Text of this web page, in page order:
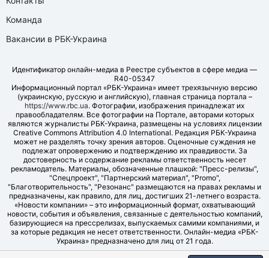
Команда
Вакансии в РБК-Украина
Идентификатор онлайн-медиа в Реестре субъектов в сфере медиа —
R40-05347
Информационный портал «РБК-Украина» имеет трехязычную версию
(украинскую, русскую и английскую), главная страница портала –
https://www.rbc.ua. Фотографии, изображения принадлежат их
правообладателям. Все фотографии на Портале, авторами которых
являются журналисты РБК-Украина, размещены на условиях лицензии
Creative Commons Attribution 4.0 International. Редакция РБК-Украина
может не разделять точку зрения авторов. Оценочные суждения не
подлежат опровержению и подтверждению их правдивости. За
достоверность и содержание рекламы ответственность несет
рекламодатель. Материалы, обозначенные плашкой: "Пресс-релизы",
"Спецпроект", "Партнерский материал", "Promo",
"Благотворительность", "Резонанс" размещаются на правах рекламы и
предназначены, как правило, для лиц, достигших 21-летнего возраста.
«Новости компании» – это информационный формат, охватывающий
новости, события и объявления, связанные с деятельностью компаний,
базирующиеся на прессрелизах, выпускаемых самими компаниями, и
за которые редакция не несет ответственности. Онлайн-медиа «РБК-
Украина» предназначено для лиц от 21 года.